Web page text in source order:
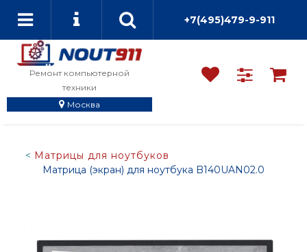
+7(495)479-9-911
Ремонт компьютерной
техники
Москва
Матрицы для ноутбуков
Матрица (экран) для ноутбука B140UAN02.0